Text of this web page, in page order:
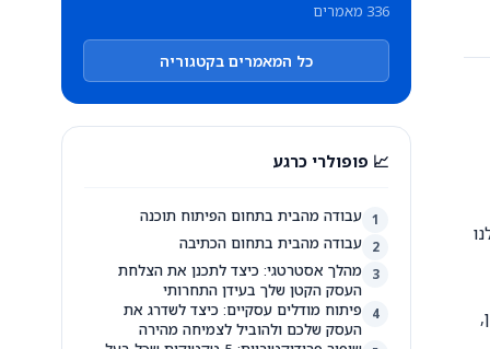
336 מאמרים
כל המאמרים בקטגוריה
📈 פופולרי כרגע
1 עבודה מהבית בתחום הפיתוח תוכנה
2 עבודה מהבית בתחום הכתיבה
3
מהלך אסטרטגי: כיצד לתכנן את הצלחת
העסק הקטן שלך בעידן התחרותי
4
פיתוח מודלים עסקיים: כיצד לשדרג את
העסק שלכם ולהוביל לצמיחה מהירה